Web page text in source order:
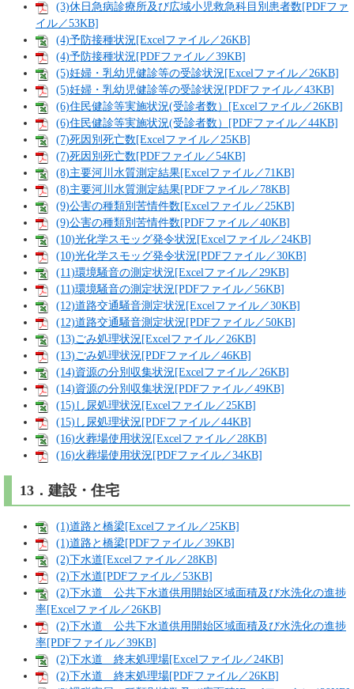
(3)休日急病診療所及び広域小児救急科目別患者数[PDFファ
イル／53KB]
(4)予防接種状況[Excelファイル／26KB]
(4)予防接種状況[PDFファイル／39KB]
(5)妊婦・乳幼児健診等の受診状況[Excelファイル／26KB]
(5)妊婦・乳幼児健診等の受診状況[PDFファイル／43KB]
(6)住民健診等実施状況(受診者数）[Excelファイル／26KB]
(6)住民健診等実施状況(受診者数）[PDFファイル／44KB]
(7)死因別死亡数[Excelファイル／25KB]
(7)死因別死亡数[PDFファイル／54KB]
(8)主要河川水質測定結果[Excelファイル／71KB]
(8)主要河川水質測定結果[PDFファイル／78KB]
(9)公害の種類別苦情件数[Excelファイル／25KB]
(9)公害の種類別苦情件数[PDFファイル／40KB]
(10)光化学スモッグ発令状況[Excelファイル／24KB]
(10)光化学スモッグ発令状況[PDFファイル／30KB]
(11)環境騒音の測定状況[Excelファイル／29KB]
(11)環境騒音の測定状況[PDFファイル／56KB]
(12)道路交通騒音測定状況[Excelファイル／30KB]
(12)道路交通騒音測定状況[PDFファイル／50KB]
(13)ごみ処理状況[Excelファイル／26KB]
(13)ごみ処理状況[PDFファイル／46KB]
(14)資源の分別収集状況[Excelファイル／26KB]
(14)資源の分別収集状況[PDFファイル／49KB]
(15)し尿処理状況[Excelファイル／25KB]
(15)し尿処理状況[PDFファイル／44KB]
(16)火葬場使用状況[Excelファイル／28KB]
(16)火葬場使用状況[PDFファイル／34KB]
13．建設・住宅
(1)道路と橋梁[Excelファイル／25KB]
(1)道路と橋梁[PDFファイル／39KB]
(2)下水道[Excelファイル／28KB]
(2)下水道[PDFファイル／53KB]
(2)下水道 公共下水道供用開始区域面積及び水洗化の進捗
率[Excelファイル／26KB]
(2)下水道 公共下水道供用開始区域面積及び水洗化の進捗
率[PDFファイル／39KB]
(2)下水道 終末処理場[Excelファイル／24KB]
(2)下水道 終末処理場[PDFファイル／26KB]